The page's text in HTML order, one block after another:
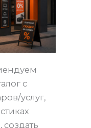
с
услуг,